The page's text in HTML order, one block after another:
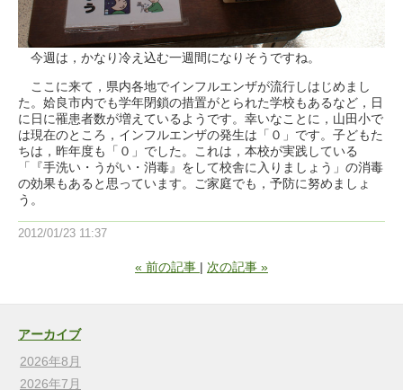
今週は，かなり冷え込む一週間になりそうですね。
ここに来て，県内各地でインフルエンザが流行しはじめまし
た。姶良市内でも学年閉鎖の措置がとられた学校もあるなど，日
に日に罹患者数が増えているようです。幸いなことに，山田小で
は現在のところ，インフルエンザの発生は「０」です。子どもた
ちは，昨年度も「０」でした。これは，本校が実践している
「『手洗い・うがい・消毒』をして校舎に入りましょう」の消毒
の効果もあると思っています。ご家庭でも，予防に努めましょ
う。
2012/01/23 11:37
« 前の記事 次の記事 »
アーカイブ
2026年8月
2026年7月